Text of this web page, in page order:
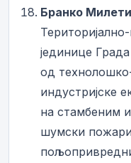
Бранко
јединице
од
индустријске
на стамбеним
шумски